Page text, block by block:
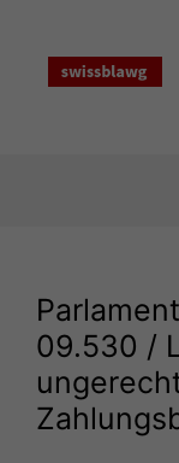
springen
09.530 /